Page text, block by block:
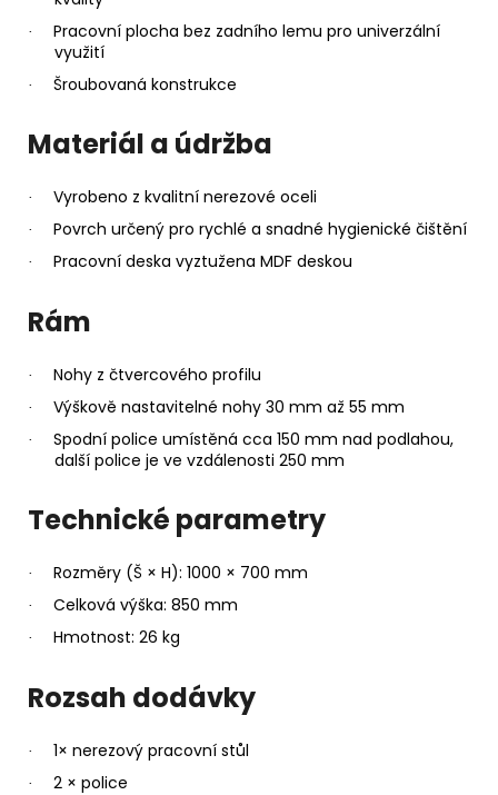
·
Pracovní plocha bez zadního lemu pro univerzální
využití
· Šroubovaná konstrukce
Materiál a údržba
· Vyrobeno z kvalitní nerezové oceli
· Povrch určený pro rychlé a snadné hygienické čištění
· Pracovní deska vyztužena MDF deskou
Rám
· Nohy z čtvercového profilu
· Výškově nastavitelné nohy 30 mm až 55 mm
·
Spodní police umístěná cca 150 mm nad podlahou,
další police je ve vzdálenosti 250 mm
Technické parametry
· Rozměry (Š × H): 1000 × 700 mm
· Celková výška: 850 mm
· Hmotnost: 26 kg
Rozsah dodávky
· 1× nerezový pracovní stůl
· 2 × police